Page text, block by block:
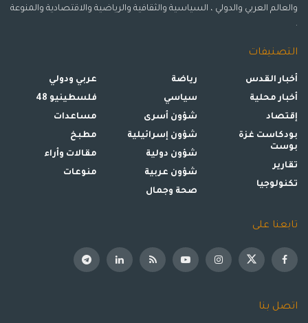
والعالم العربي والدولي ، السياسية والثقافية والرياضية والاقتصادية والمنوعة
.
التصنيفات
أخبار القدس
أخبار محلية
إقتصاد
بودكاست غزة
بوست
تقارير
تكنولوجيا
رياضة
سياسي
شؤون أسرى
شؤون إسرائيلية
شؤون دولية
شؤون عربية
صحة وجمال
عربي ودولي
فلسطينيو 48
مساعدات
مطبخ
مقالات وأراء
منوعات
تابعنا على
اتصل بنا